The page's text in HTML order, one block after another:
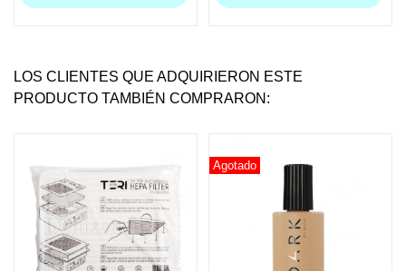
LOS CLIENTES QUE ADQUIRIERON ESTE
PRODUCTO TAMBIÉN COMPRARON:
Agotado